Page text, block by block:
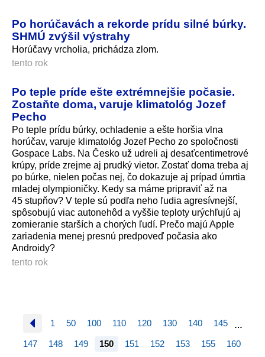
Po horúčavách a rekorde prídu silné búrky.
SHMÚ zvýšil výstrahy
Horúčavy vrcholia, prichádza zlom.
tento rok
Po teple príde ešte extrémnejšie počasie.
Zostaňte doma, varuje klimatológ Jozef
Pecho
Po teple prídu búrky, ochladenie a ešte horšia vlna
horúčav, varuje klimatológ Jozef Pecho zo spoločnosti
Gospace Labs. Na Česko už udreli aj desaťcentimetrové
krúpy, príde zrejme aj prudký vietor. Zostať doma treba aj
po búrke, nielen počas nej, čo dokazuje aj prípad úmrtia
mladej olympioničky. Kedy sa máme pripraviť až na
45 stupňov? V teple sú podľa neho ľudia agresívnejší,
spôsobujú viac autonehôd a vyššie teploty urýchľujú aj
zomieranie starších a chorých ľudí. Prečo majú Apple
zariadenia menej presnú predpoveď počasia ako
Androidy?
tento rok
1 50 100 110 120 130 140 145 …
147 148 149 150 151 152 153 155
160